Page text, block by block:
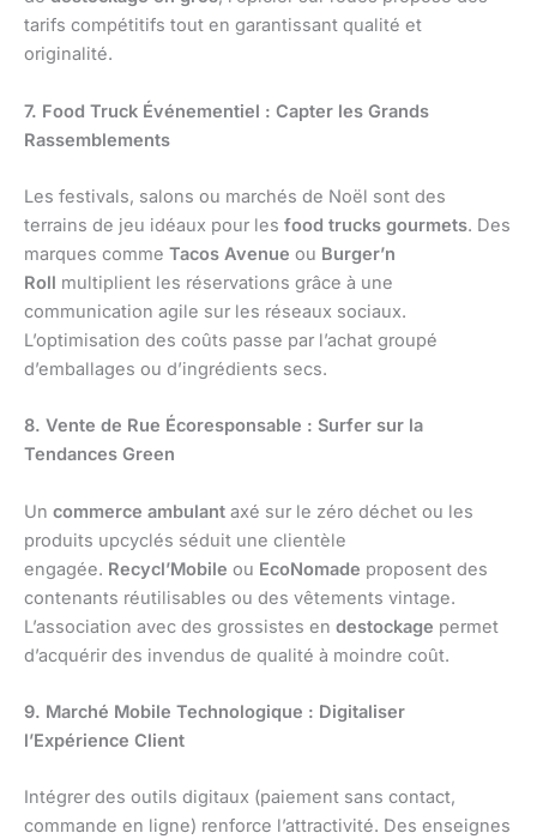
tarifs compétitifs tout en garantissant qualité et
originalité.
7. Food Truck Événementiel : Capter les Grands
Rassemblements
Les festivals, salons ou marchés de Noël sont des
terrains de jeu idéaux pour les food trucks gourmets. Des
marques comme Tacos Avenue ou Burger’n
Roll multiplient les réservations grâce à une
communication agile sur les réseaux sociaux.
L’optimisation des coûts passe par l’achat groupé
d’emballages ou d’ingrédients secs.
8. Vente de Rue Écoresponsable : Surfer sur la
Tendances Green
Un commerce ambulant axé sur le zéro déchet ou les
produits upcyclés séduit une clientèle
engagée. Recycl’Mobile ou EcoNomade proposent des
contenants réutilisables ou des vêtements vintage.
L’association avec des grossistes en destockage permet
d’acquérir des invendus de qualité à moindre coût.
9. Marché Mobile Technologique : Digitaliser
l’Expérience Client
Intégrer des outils digitaux (paiement sans contact,
commande en ligne) renforce l’attractivité. Des enseignes